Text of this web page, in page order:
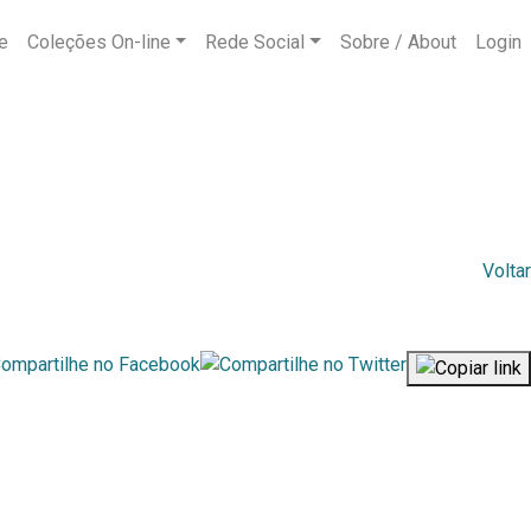
Coleções On-line Rede Social Sobre / About Login
Voltar